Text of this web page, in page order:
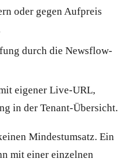
oder gegen Aufpreis
durch die Newsflow-
eigener Live-URL,
in der Tenant-Übersicht.
Mindestumsatz. Ein
mit einer einzelnen